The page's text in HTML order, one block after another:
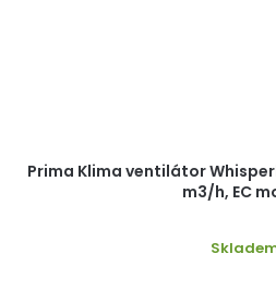
Prima Klima ventilátor
m3/h, EC